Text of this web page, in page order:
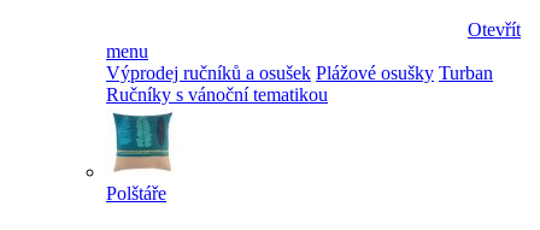
Otevřít
menu
Výprodej ručníků a osušek Plážové osušky Turban
Ručníky s vánoční tematikou
Polštáře